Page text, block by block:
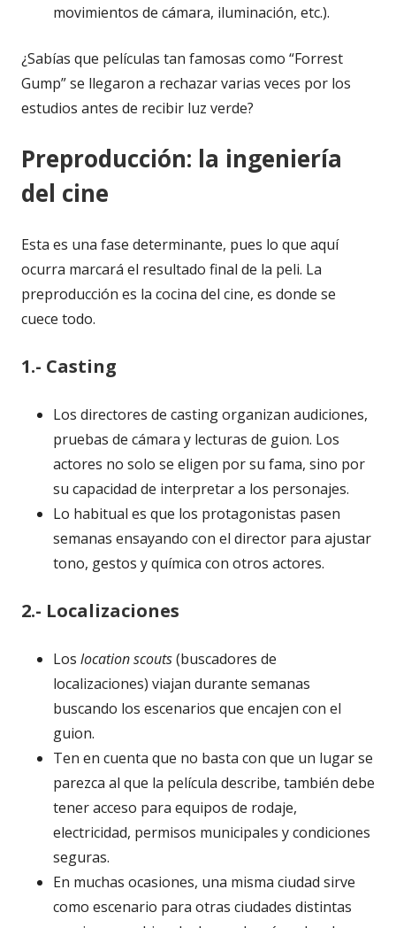
movimientos de cámara, iluminación, etc.).
¿Sabías que películas tan famosas como “Forrest
Gump” se llegaron a rechazar varias veces por los
estudios antes de recibir luz verde?
Preproducción: la ingeniería
del cine
Esta es una fase determinante, pues lo que aquí
ocurra marcará el resultado final de la peli. La
preproducción es la cocina del cine, es donde se
cuece todo.
1.- Casting
Los directores de casting organizan audiciones,
pruebas de cámara y lecturas de guion. Los
actores no solo se eligen por su fama, sino por
su capacidad de interpretar a los personajes.
Lo habitual es que los protagonistas pasen
semanas ensayando con el director para ajustar
tono, gestos y química con otros actores.
2.- Localizaciones
Los location scouts(buscadores de
localizaciones) viajan durante semanas
buscando los escenarios que encajen con el
guion.
Ten en cuenta que no basta con que un lugar se
parezca al que la película describe, también debe
tener acceso para equipos de rodaje,
electricidad, permisos municipales y condiciones
seguras.
En muchas ocasiones, una misma ciudad sirve
como escenario para otras ciudades distintas